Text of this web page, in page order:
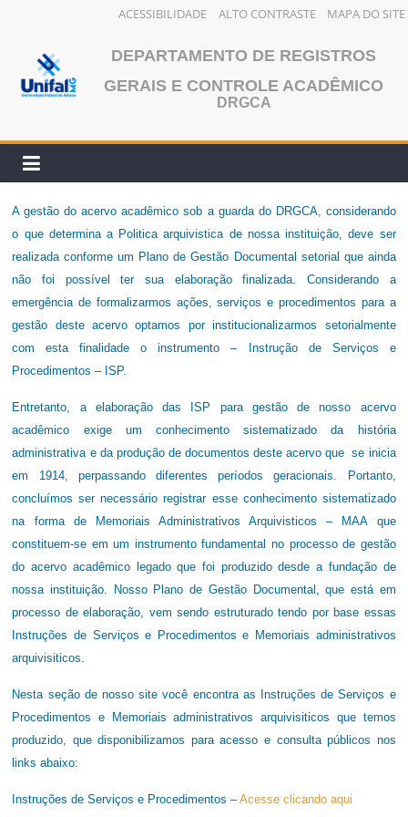
ACESSIBILIDADE ALTO CONTRASTE MAPA DO SITE
DEPARTAMENTO DE REGISTROS
GERAIS E CONTROLE ACADÊMICO
DRGCA
A gestão do acervo acadêmico sob a guarda do DRGCA, considerando
o que determina a Politica arquivistica de nossa instituição, deve ser
realizada conforme um Plano de Gestão Documental setorial que ainda
não foi possível ter sua elaboração finalizada. Considerando a
emergência de formalizarmos ações, serviços e procedimentos para a
gestão deste acervo optamos por institucionalizarmos setorialmente
com esta finalidade o instrumento –
Instrução de Serviços e
Procedimentos – ISP.
Entretanto, a elaboração das ISP para gestão de nosso acervo
acadêmico exige um conhecimento sistematizado da história
administrativa e da produção de documentos deste acervo que se inicia
em 1914, perpassando diferentes períodos geracionais. Portanto,
concluímos ser necessário registrar esse conhecimento sistematizado
na forma de Memoriais Administrativos Arquivisticos – MAA que
constituem-se em um instrumento fundamental no processo de gestão
do acervo acadêmico legado que foi produzido desde a fundação de
nossa instituição. Nosso Plano de Gestão Documental, que está em
processo de elaboração, vem sendo estruturado tendo por base essas
Instruções de Serviços e Procedimentos e Memoriais administrativos
arquivisiticos.
Nesta seção de nosso site você encontra as Instruções de Serviços e
Procedimentos e Memoriais administrativos arquivisiticos que temos
produzido, que disponibilizamos para acesso e consulta públicos nos
links abaixo:
Instruções de Serviços e Procedimentos –Acesse clicando aqui